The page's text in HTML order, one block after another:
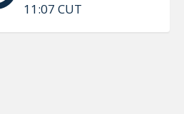
11:07 CUT